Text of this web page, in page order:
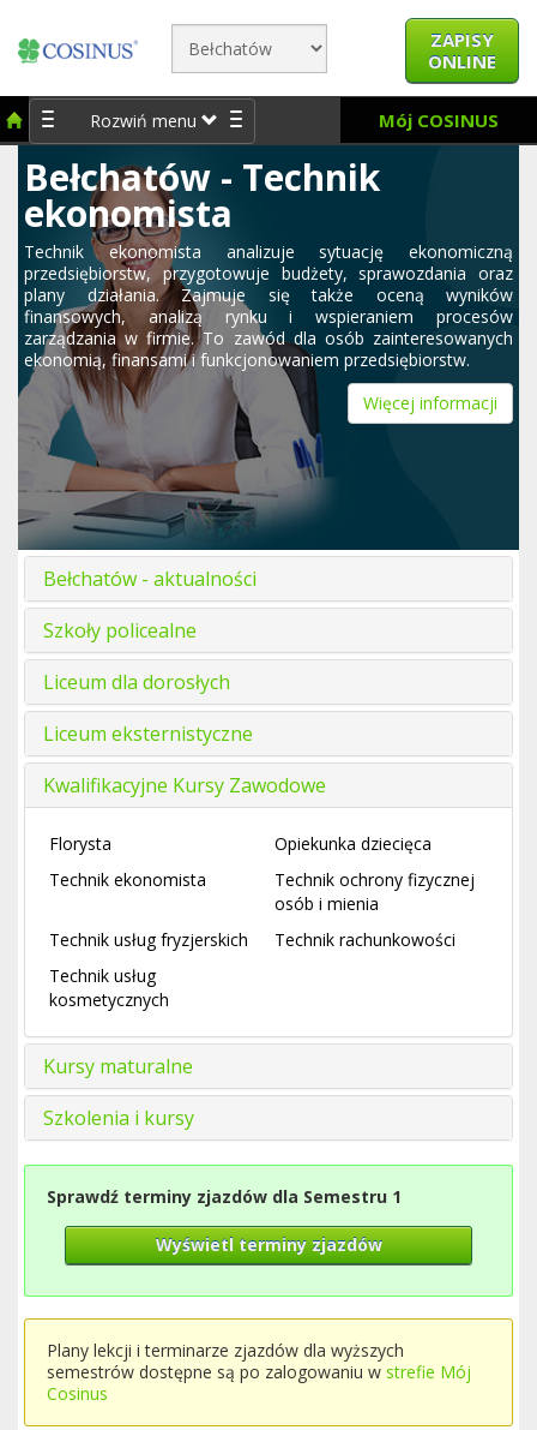
ZAPISY
ONLINE
Rozwiń menu Mój COSINUS
Bełchatów - Technik
ekonomista
Technik ekonomista analizuje sytuację ekonomiczną
przedsiębiorstw, przygotowuje budżety, sprawozdania oraz
plany działania. Zajmuje się także oceną wyników
finansowych, analizą rynku i wspieraniem procesów
zarządzania w firmie. To zawód dla osób zainteresowanych
ekonomią, finansami i funkcjonowaniem przedsiębiorstw.
Więcej informacji
Bełchatów - aktualności
Szkoły policealne
Liceum dla dorosłych
Liceum eksternistyczne
Kwalifikacyjne Kursy Zawodowe
Florysta
Opiekunka dziecięca
Technik ekonomista
Technik ochrony fizycznej
osób i mienia
Technik usług fryzjerskich
Technik rachunkowości
Technik usług
kosmetycznych
Kursy maturalne
Szkolenia i kursy
Sprawdź terminy zjazdów dla Semestru 1
Wyświetl terminy zjazdów
Plany lekcji i terminarze zjazdów dla wyższych
semestrów dostępne są po zalogowaniu w strefie Mój
Cosinus